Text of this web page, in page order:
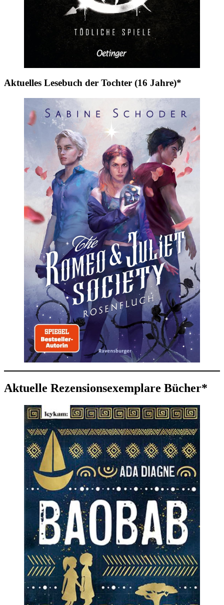
Aktuelles Lesebuch der Tochter (16 Jahre)*
Aktuelle Rezensionsexemplare Bücher*